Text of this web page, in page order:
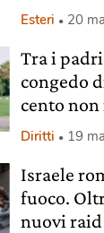
Esteri 20
Tra i
congedo
cento
Diritti 19
Israele
fuoco.
nuovi raid